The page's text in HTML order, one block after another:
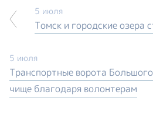
5 июля
Томск и городские озера
5 июля
Транспортные ворота
чище благодаря волонтерам